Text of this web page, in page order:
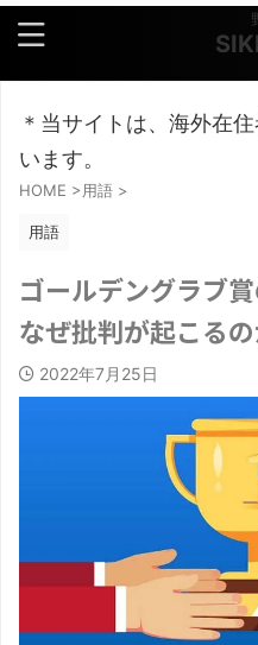
＊当サイトは、海外在
います。
HOME >用語 >
用語
ゴールデングラブ
なぜ批判が起こるの
2022年7月25日